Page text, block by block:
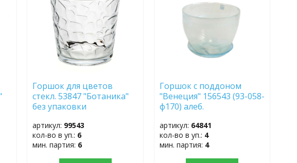
Горшок для цветов
стекл. 53847 "Ботаника"
без упаковки
артикул: 99543
кол-во в уп.: 6
мин. партия: 6
Горшок с поддоном
"Венеция" 156543 (93-058-
ф170) алеб.
артикул: 64841
кол-во в уп.: 4
мин. партия: 4